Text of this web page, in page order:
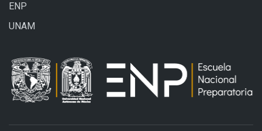
ENP
UNAM